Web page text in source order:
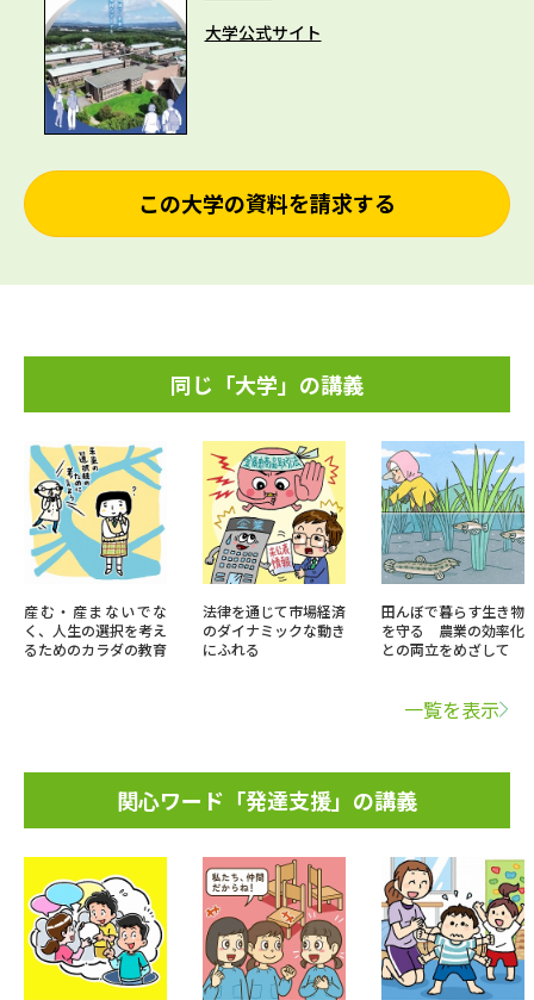
大学公式サイト
この大学の資料を請求する
同じ「大学」の講義
産む・産まないでな
く、人生の選択を考え
るためのカラダの教育
法律を通じて市場経済
のダイナミックな動き
にふれる
田んぼで暮らす生き物
を守る 農業の効率化
との両立をめざして
一覧を表示
関心ワード「発達支援」の講義